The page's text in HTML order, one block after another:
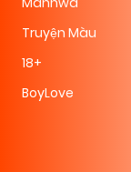
Truyện Màu
18+
BoyLove